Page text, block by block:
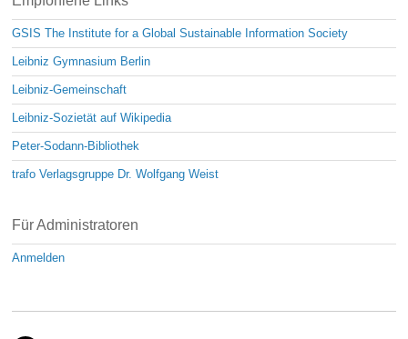
GSIS The Institute for a Global Sustainable Information Society
Leibniz Gymnasium Berlin
Leibniz-Gemeinschaft
Leibniz-Sozietät auf Wikipedia
Peter-Sodann-Bibliothek
trafo Verlagsgruppe Dr. Wolfgang Weist
Für Administratoren
Anmelden